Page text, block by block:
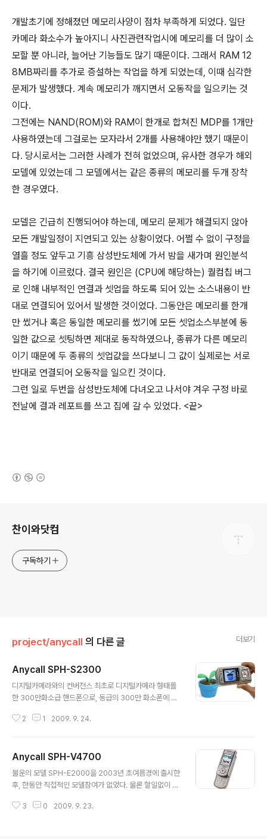
개발초기에 정해졌던 메모리사양이 점차 부족하게 되었다. 일단
카메라 화소수가 높아지니 사진관련작업시에 메모리를 더 많이 소
모할 뿐 아니라, 늘어난 기능들도 많기 때문이다. 그래서 RAM 12
8MB짜리를 추가로 증설하는 작업을 하게 되었는데, 이때 심각한
문제가 발생했다. 계속 메모리가 깨지면서 오동작을 일으키는 것
이다.
그전에는 NAND(ROM)와 RAM이 한개로 합쳐진 MDP를 1개만
사용하였는데 그걸로는 모자라서 2개를 사용해야만 했기 때문이
다. 당시로서는 그러한 사례가 전혀 없었으며, 유사한 경우가 해외
모델에 있었는데 그 모델에서는 같은 종류의 메모리를 두개 장착
한 경우였다.
모델은 긴급히 진행되어야 하는데, 메모리 문제가 해결되지 않아
모든 개발일정이 지연되고 있는 상황이었다. 어쩔 수 없이 구정을
열흘 정도 앞두고 기흥 삼성반도체에 가서 밤을 새가며 원인분석
을 하기에 이르렀다. 결국 원인은 (CPU에 해당하는) 퀄컴칩 버그
로 인해 내부적인 연결과 셋업을 하도록 되어 있는 소스내용이 반
대로 연결되어 있어서 발생한 것이었다. 그동안은 메모리를 한개
만 썼거나 혹은 동일한 메모리를 썼기에 모든 셋업소스부분에 동
일한 값으로 셋팅하면 제대로 동작하였으나, 종류가 다른 메모리
이기 때문에 두 종류의 셋업값을 쓰다보니 그 값이 실제로는 서로
반대로 연결되어 오동작을 일으킨 것이다.
그런 일로 두번을 삼성반도체에 다녀오고 나서야 겨우 구정 바로
전날에 결과 레포트를 쓰고 집에 갈 수 있었다. <끝>
찬이와닷컴
구독하기
project/anycall 의 다른 글 더보기
Anycall SPH-S2300
디지털카메라와의 컨버전스 최초로 디지털카메라 형태를
한 300만화소급 핸드폰으로, 동급의 300만 화소폰에 비
리팀의 협력업체가 중심이 되어 진행된 모델이긴 하지만,
핸드폰치고는 제법 불편한 편에 속하는 것 같다. 기존의 핸
드폰에 익숙하다보니 가로 두줄로 배열된 숫자키패드가 어
색한 것은 어쩔 수 없을 것 같다. 그러나 디카라고 생각한다
이 용서되지 않을까 싶다. 계속 들고 다니기에 무거운 감이
2 1 2009. 9. 24.
Anycall SPH-V4700
불운의 모델 SPH-E2000을 2003년 초여름경에 출시한
후, 한동안 직접적인 모델참여가 없었다. 물론 할일없이 놀
을 뿐, 팀 자체적으로 진행하는 모델이 없었던 것이다. 그러
3 0 2009. 9. 23.